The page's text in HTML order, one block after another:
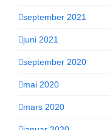
september 2021
juni 2021
september 2020
mai 2020
mars 2020